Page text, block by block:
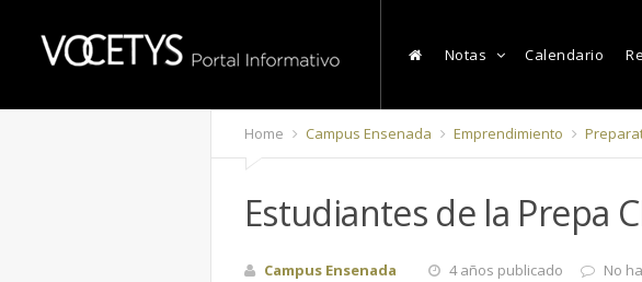
Notas Calendario
Home Campus Ensenada Emprendimiento
Estudiantes de la Prepa
Campus Ensenada 4 años publicado No